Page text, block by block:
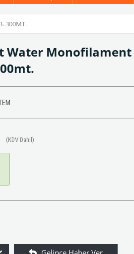
300MT.
Water
(KDV Dahil)